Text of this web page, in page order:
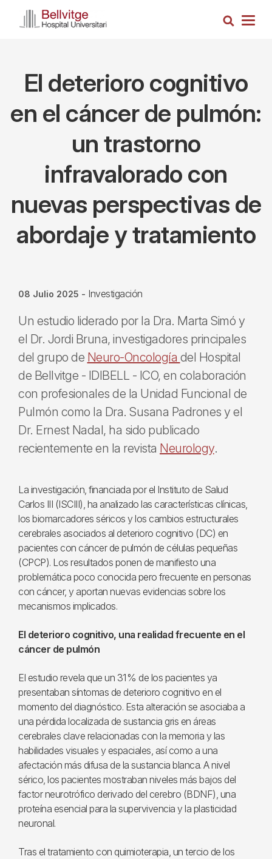
Busca
El deterioro cognitivo
en el cáncer de pulmón:
un trastorno
infravalorado con
nuevas perspectivas de
abordaje y tratamiento
08 Julio 2025 - Investigación
Un estudio liderado por la Dra. Marta Simó y
el Dr. Jordi Bruna, investigadores principales
del grupo de Neuro-Oncología del Hospital
de Bellvitge - IDIBELL - ICO, en colaboración
con profesionales de la Unidad Funcional de
Pulmón como la Dra. Susana Padrones y el
Dr. Ernest Nadal, ha sido publicado
recientemente en la revista Neurology.
La investigación, financiada por el Instituto de Salud
Carlos III (ISCIII), ha analizado las características clínicas,
los biomarcadores séricos y los cambios estructurales
cerebrales asociados al deterioro cognitivo (DC) en
pacientes con cáncer de pulmón de células pequeñas
(CPCP). Los resultados ponen de manifiesto una
problemática poco conocida pero frecuente en personas
con cáncer, y aportan nuevas evidencias sobre los
mecanismos implicados.
El deterioro cognitivo, una realidad frecuente en el
cáncer de pulmón
El estudio revela que un 31 % de los pacientes ya
presentaban síntomas de deterioro cognitivo en el
momento del diagnóstico. Esta alteración se asociaba a
una pérdida localizada de sustancia gris en áreas
cerebrales clave relacionadas con la memoria y las
habilidades visuales y espaciales, así como a una
afectación más difusa de la sustancia blanca. A nivel
sérico, los pacientes mostraban niveles más bajos del
factor neurotrófico derivado del cerebro (BDNF), una
proteína esencial para la supervivencia y la plasticidad
neuronal.
Tras el tratamiento con quimioterapia, un tercio de los